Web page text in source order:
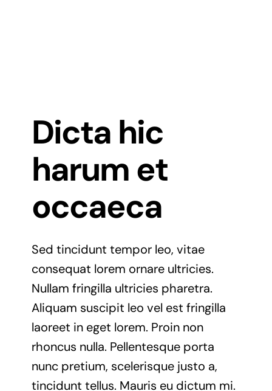
Dicta hic
harum et
occaeca
Sed tincidunt tempor leo, vitae
consequat lorem ornare ultricies.
Nullam fringilla ultricies pharetra.
Aliquam suscipit leo vel est fringilla
laoreet in eget lorem. Proin non
rhoncus nulla. Pellentesque porta
nunc pretium, scelerisque justo a,
tincidunt tellus. Mauris eu dictum mi.